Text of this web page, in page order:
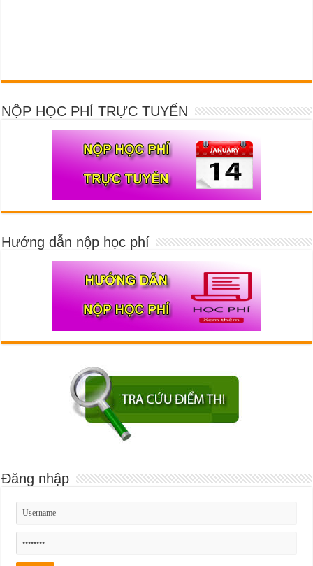
NỘP HỌC PHÍ TRỰC TUYẾN
Hướng dẫn nộp học phí
Đăng nhập